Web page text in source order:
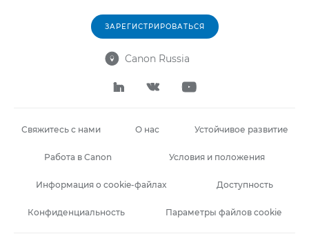
ЗАРЕГИСТРИРОВАТЬСЯ
 Canon Russia
  
Свяжитесь с нами О нас Устойчивое развитие
Работа в Canon Условия и положения
Информация о cookie-файлах Доступность
Конфиденциальность Параметры файлов cookie